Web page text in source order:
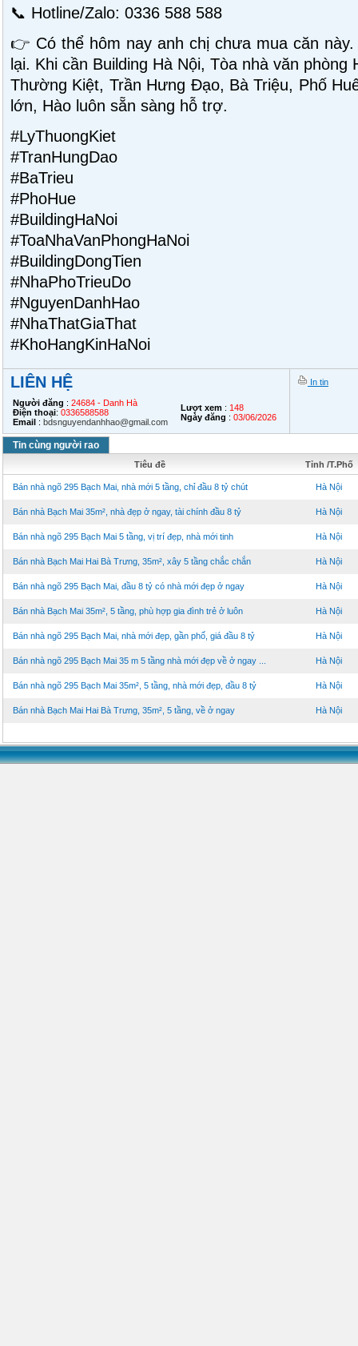
📞 Hotline/Zalo: 0336 588 588
👉 Có thể hôm nay anh chị chưa mua căn
lại. Khi cần Building Hà Nội, Tòa nhà văn phòng
Thường Kiệt, Trần Hưng Đạo, Bà Triệu, Phố
lớn, Hào luôn sẵn sàng hỗ trợ.
#LyThuongKiet
#TranHungDao
#BaTrieu
#PhoHue
#BuildingHaNoi
#ToaNhaVanPhongHaNoi
#BuildingDongTien
#NhaPhoTrieuDo
#NguyenDanhHao
#NhaThatGiaThat
#KhoHangKinHaNoi
LIÊN HỆ
Người đăng : 24684 - Danh Hà
Điện thoại: 0336588588
Email : bdsnguyendanhhao@gmail.com
Lượt xem : 148
Ngày đăng : 03/06/2026
In tin
Tin cùng người rao
Tiêu đề Tỉnh /T.Phố
Bán nhà ngõ 295 Bạch Mai, nhà mới 5 tầng, chỉ đầu 8 tỷ chút Hà Nội
Bán nhà Bạch Mai 35m², nhà đẹp ở ngay, tài chính đầu 8 tỷ Hà Nội
Bán nhà ngõ 295 Bạch Mai 5 tầng, vị trí đẹp, nhà mới tinh Hà Nội
Bán nhà Bạch Mai Hai Bà Trưng, 35m², xây 5 tầng chắc chắn Hà Nội
Bán nhà ngõ 295 Bạch Mai, đầu 8 tỷ có nhà mới đẹp ở ngay Hà Nội
Bán nhà Bạch Mai 35m², 5 tầng, phù hợp gia đình trẻ ở luôn Hà Nội
Bán nhà ngõ 295 Bạch Mai, nhà mới đẹp, gần phố, giá đầu 8 tỷ Hà Nội
Bán nhà ngõ 295 Bạch Mai 35 m 5 tầng nhà mới đẹp về ở ngay ... Hà Nội
Bán nhà ngõ 295 Bạch Mai 35m², 5 tầng, nhà mới đẹp, đầu 8 tỷ Hà Nội
Bán nhà Bạch Mai Hai Bà Trưng, 35m², 5 tầng, về ở ngay Hà Nội